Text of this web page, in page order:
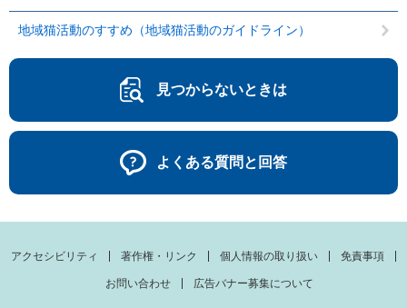
地域猫活動のすすめ（地域猫活動のガイドライン）
見つからないときは
よくある質問と回答
アクセシビリティ 著作権・リンク 個人情報の取り扱い 免責事項
お問い合わせ 広告バナー募集について